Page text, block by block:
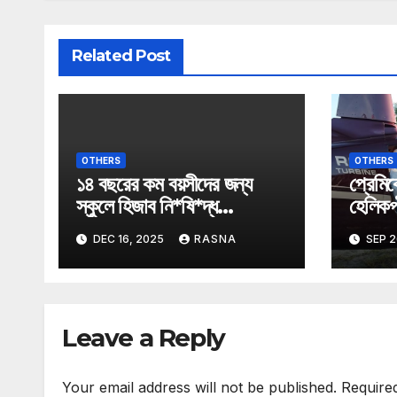
Related Post
OTHERS
১৪ বছরের কম বয়সীদের জন্য
স্কুলে হিজাব নি*ষি*দ্ধ
অস্ট্রিয়ায়।
DEC 16, 2025 RASNA
OTHERS
তুললেন
SEP
Leave a Reply
Your email address will not be published.